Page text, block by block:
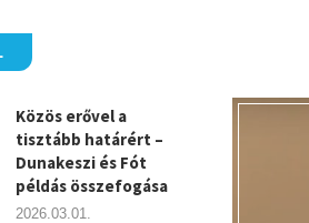
Közös erővel a
tisztább határért –
Dunakeszi és Fót
példás összefogása
2026.03.01.